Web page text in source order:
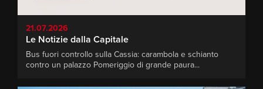
21.07.2026
Le Notizie dalla Capitale
Bus fuori controllo sulla Cassia: carambola e schianto
contro un palazzo Pomeriggio di grande paura...